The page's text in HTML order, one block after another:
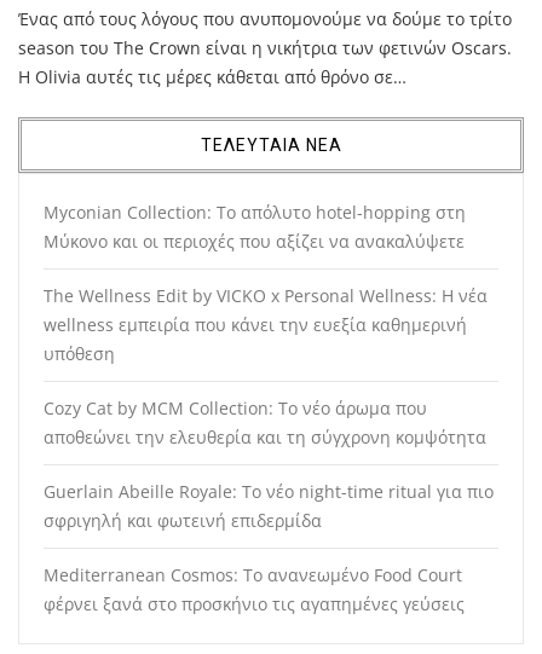
Ένας από τους λόγους που ανυπομονούμε να δούμε το τρίτο
season του The Crown είναι η νικήτρια των φετινών Oscars.
Η Olivia αυτές τις μέρες κάθεται από θρόνο σε…
ΤΕΛΕΥΤΑΙΑ ΝΕΑ
Myconian Collection: Το απόλυτο hotel-hopping στη
Μύκονο και οι περιοχές που αξίζει να ανακαλύψετε
The Wellness Edit by VICKO x Personal Wellness: Η νέα
wellness εμπειρία που κάνει την ευεξία καθημερινή
υπόθεση
Cozy Cat by MCM Collection: Το νέο άρωμα που
αποθεώνει την ελευθερία και τη σύγχρονη κομψότητα
Guerlain Abeille Royale: Το νέο night-time ritual για πιο
σφριγηλή και φωτεινή επιδερμίδα
Mediterranean Cosmos: Το ανανεωμένο Food Court
φέρνει ξανά στο προσκήνιο τις αγαπημένες γεύσεις